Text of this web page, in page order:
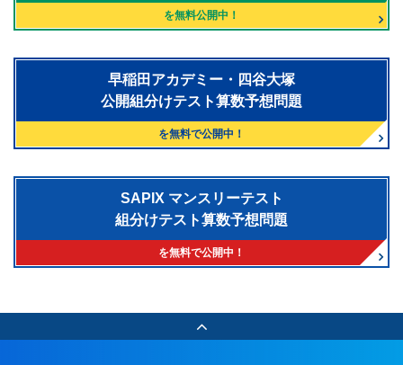
を無料公開中！
早稲田アカデミー・四谷大塚
公開組分けテスト算数予想問題
を無料で公開中！
SAPIX マンスリーテスト
組分けテスト算数予想問題
を無料で公開中！